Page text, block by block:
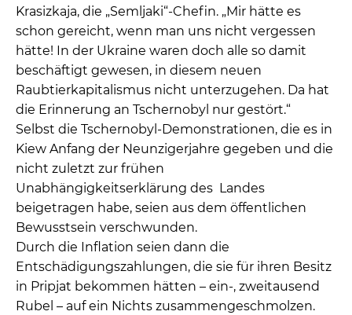
Krasizkaja, die „Semljaki“-Chefin. „Mir hätte es
schon gereicht, wenn man uns nicht vergessen
hätte! In der Ukraine waren doch alle so damit
beschäftigt gewesen, in diesem neuen
Raubtierkapitalismus nicht unterzugehen. Da hat
die Erinnerung an Tschernobyl nur gestört.“
Selbst die Tschernobyl-Demonstrationen, die es in
Kiew Anfang der Neunzigerjahre gegeben und die
nicht zuletzt zur frühen
Unabhängigkeitserklärung des Landes
beigetragen habe, seien aus dem öffentlichen
Bewusstsein verschwunden.
Durch die Inflation seien dann die
Entschädigungszahlungen, die sie für ihren Besitz
in Pripjat bekommen hätten – ein-, zweitausend
Rubel – auf ein Nichts zusammengeschmolzen.